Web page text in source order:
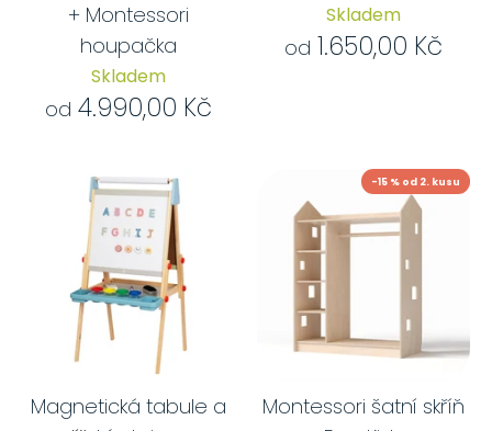
+ Montessori
houpačka
Skladem
od 4.990,00 Kč
Skladem
od 1.650,00 Kč
Magnetická tabule a
Montessori šatní skříň
-15 % od 2. kusu